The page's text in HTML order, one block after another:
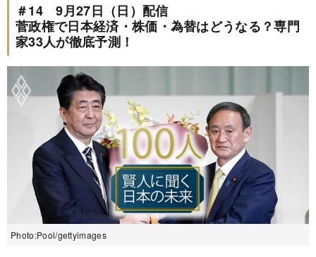
＃14 9月27日（日）配信
菅政権で日本経済・株価・為替はどうなる？専門
家33人が徹底予測！
Photo:Pool/gettyimages